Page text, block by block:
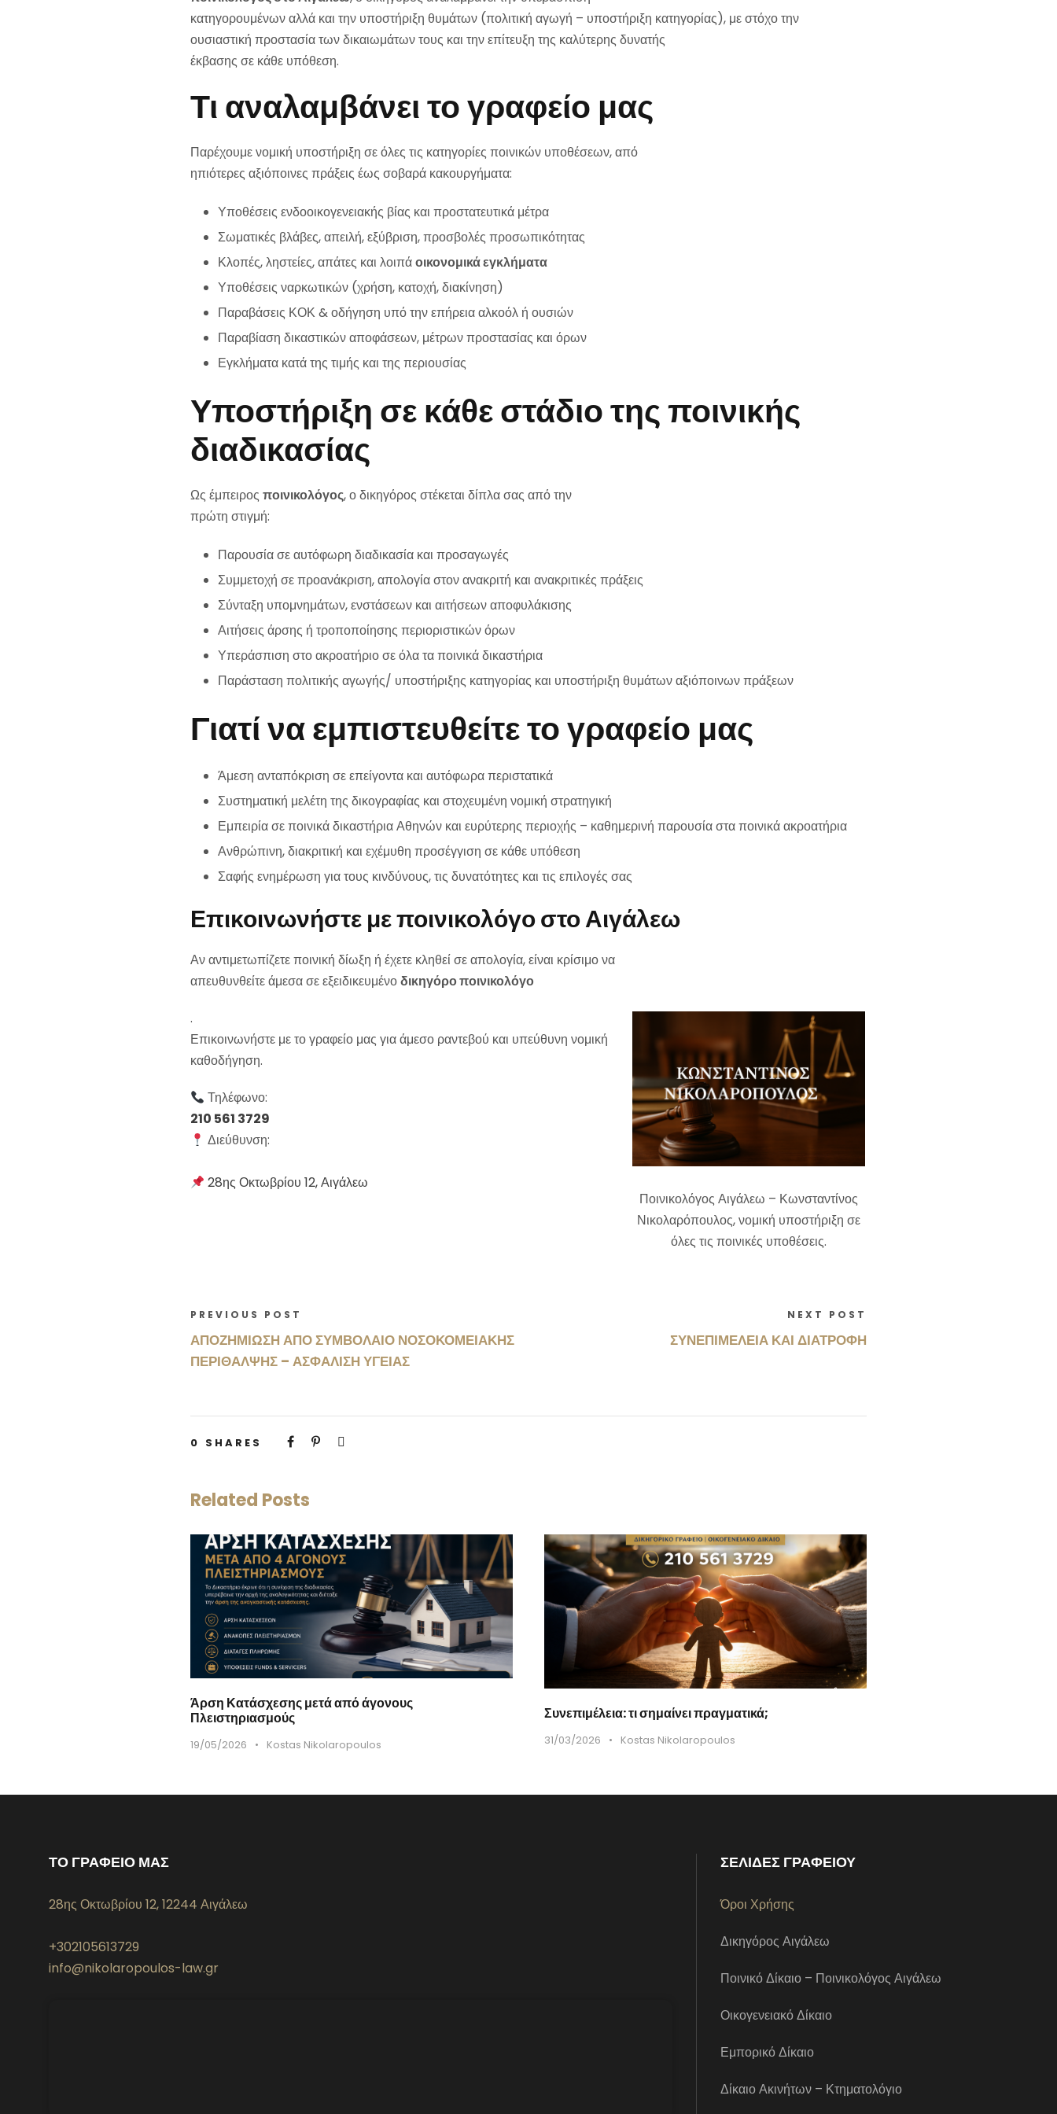
κατηγορουμένων αλλά και την υποστήριξη θυμάτων (πολιτική αγωγή – υποστήριξη κατηγορίας), με στόχο την
ουσιαστική προστασία των δικαιωμάτων τους και την επίτευξη της καλύτερης δυνατής
έκβασης σε κάθε υπόθεση.
Τι αναλαμβάνει το γραφείο μας
Παρέχουμε νομική υποστήριξη σε όλες τις κατηγορίες ποινικών υποθέσεων, από
ηπιότερες αξιόποινες πράξεις έως σοβαρά κακουργήματα:
Υποθέσεις ενδοοικογενειακής βίας και προστατευτικά μέτρα
Σωματικές βλάβες, απειλή, εξύβριση, προσβολές προσωπικότητας
Κλοπές, ληστείες, απάτες και λοιπάοικονομικά εγκλήματα
Υποθέσεις ναρκωτικών (χρήση, κατοχή, διακίνηση)
Παραβάσεις ΚΟΚ & οδήγηση υπό την επήρεια αλκοόλ ή ουσιών
Παραβίαση δικαστικών αποφάσεων, μέτρων προστασίας και όρων
Εγκλήματα κατά της τιμής και της περιουσίας
Υποστήριξη σε κάθε στάδιο της ποινικής
διαδικασίας
Ως έμπειρος ποινικολόγος, ο δικηγόρος στέκεται δίπλα σας από την
πρώτη στιγμή:
Παρουσία σε αυτόφωρη διαδικασία και προσαγωγές
Συμμετοχή σε προανάκριση, απολογία στον ανακριτή και ανακριτικές πράξεις
Σύνταξη υπομνημάτων, ενστάσεων και αιτήσεων αποφυλάκισης
Αιτήσεις άρσης ή τροποποίησης περιοριστικών όρων
Υπεράσπιση στο ακροατήριο σε όλα τα ποινικά δικαστήρια
Παράσταση πολιτικής αγωγής/ υποστήριξης κατηγορίας και υποστήριξη θυμάτων αξιόποινων πράξεων
Γιατί να εμπιστευθείτε το γραφείο μας
Άμεση ανταπόκριση σε επείγοντα και αυτόφωρα περιστατικά
Συστηματική μελέτη της δικογραφίας και στοχευμένη νομική στρατηγική
Εμπειρία σε ποινικά δικαστήρια Αθηνών και ευρύτερης περιοχής – καθημερινή παρουσία στα ποινικά ακροατήρια
Ανθρώπινη, διακριτική και εχέμυθη προσέγγιση σε κάθε υπόθεση
Σαφής ενημέρωση για τους κινδύνους, τις δυνατότητες και τις επιλογές σας
Επικοινωνήστε με ποινικολόγο στο Αιγάλεω
Αν αντιμετωπίζετε ποινική δίωξη ή έχετε κληθεί σε απολογία, είναι κρίσιμο να
απευθυνθείτε άμεσα σε εξειδικευμένοδικηγόρο ποινικολόγο
Ποινικολόγος Αιγάλεω – Κωνσταντίνος
Νικολαρόπουλος, νομική υποστήριξη σε
όλες τις ποινικές υποθέσεις.
.
Επικοινωνήστε με το γραφείο μας για άμεσο ραντεβού και υπεύθυνη νομική
καθοδήγηση.
Τηλέφωνο:
210 561 3729
Διεύθυνση:
28ης Οκτωβρίου 12, Αιγάλεω
PREVIOUS POST
ΑΠΟΖΗΜΙΩΣΗ ΑΠΟ ΣΥΜΒΟΛΑΙΟ ΝΟΣΟΚΟΜΕΙΑΚΗΣ
ΠΕΡΙΘΑΛΨΗΣ – ΑΣΦΑΛΙΣΗ ΥΓΕΙΑΣ
NEXT POST
ΣΥΝΕΠΙΜΕΛΕΙΑ ΚΑΙ ΔΙΑΤΡΟΦΗ
0 SHARES
Related Posts
Άρση Κατάσχεσης μετά από άγονους
Πλειστηριασμούς
19/05/2026 • Kostas Nikolaropoulos
Συνεπιμέλεια: τι σημαίνει πραγματικά;
31/03/2026 • Kostas Nikolaropoulos
ΤΟ ΓΡΑΦΕΙΟ ΜΑΣ
28ης Οκτωβρίου 12, 12244 Αιγάλεω
+302105613729
info@nikolaropoulos-law.gr
ΣΕΛΙΔΕΣ ΓΡΑΦΕΙΟΥ
Όροι Χρήσης
Δικηγόρος Αιγάλεω
Ποινικό Δίκαιο – Ποινικολόγος Αιγάλεω
Οικογενειακό Δίκαιο
Εμπορικό Δίκαιο
Δίκαιο Ακινήτων – Κτηματολόγιο